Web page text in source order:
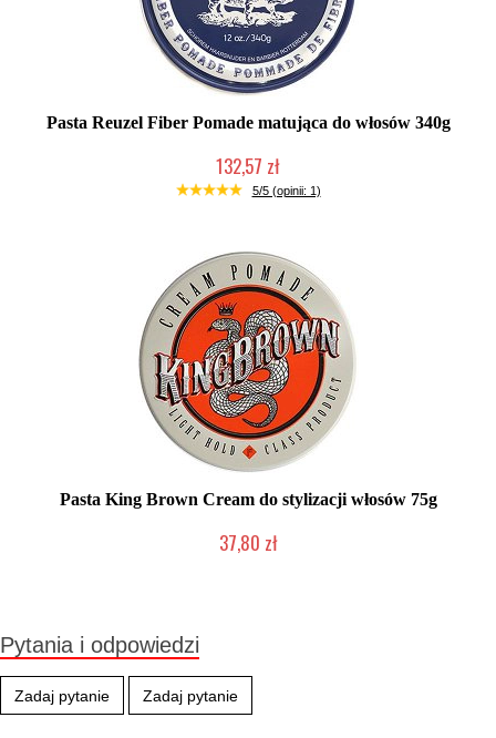
Pasta Reuzel Fiber Pomade matująca do włosów 340g
132,57 zł
Produkt wycofany
5/5 (opinii: 1)
Pasta King Brown Cream do stylizacji włosów 75g
37,80 zł
Pytania i odpowiedzi
Zadaj pytanie Zadaj pytanie